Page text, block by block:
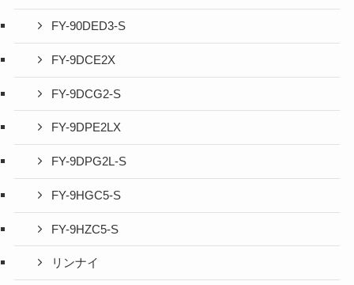
FY-90DED3-S
FY-9DCE2X
FY-9DCG2-S
FY-9DPE2LX
FY-9DPG2L-S
FY-9HGC5-S
FY-9HZC5-S
リンナイ